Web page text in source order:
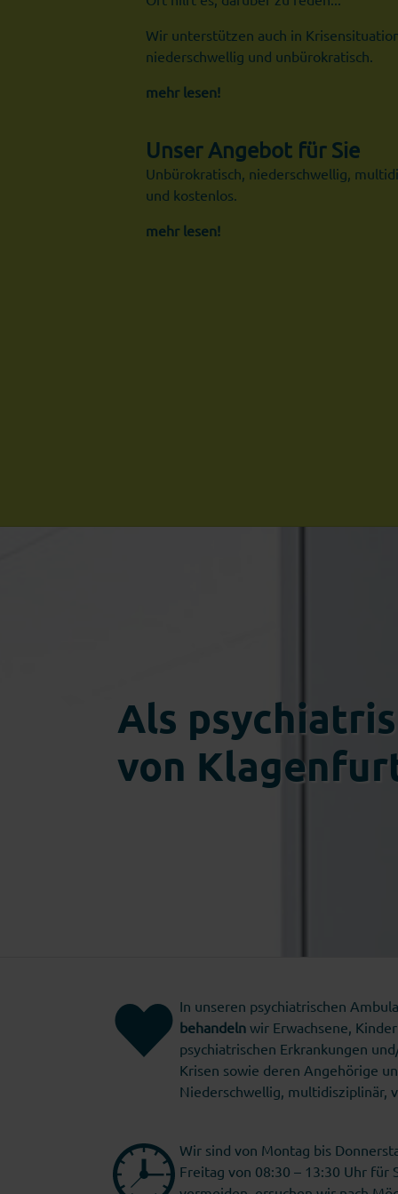
Wir unterstützen auch in
niederschwellig und unbürokratisch.
mehr lesen!
Unser Angebot für Sie
Unbürokratisch, niederschwellig,
und kostenlos.
mehr lesen!
Als
von
In unseren psychiatrischen
behandeln wir Erwachsene,
psychiatrischen Erkrankungen
Krisen sowie deren Angehörige
Niederschwellig, multidisziplinär,
Wir sind von Montag bis
Freitag von 08:30 – 13:30 Uhr für